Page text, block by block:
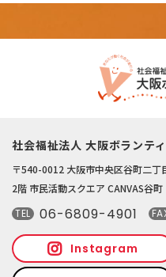
社会福祉法人 大阪ボランテ
〒540-0012 大阪市中央区谷町二丁
2階 市民活動スクエア CANVAS谷町
TEL 06-6809-4901
Instagram